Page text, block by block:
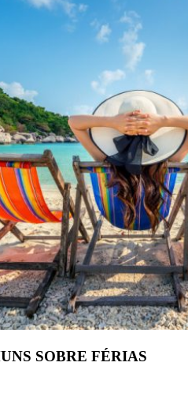
SOBRE FÉRIAS